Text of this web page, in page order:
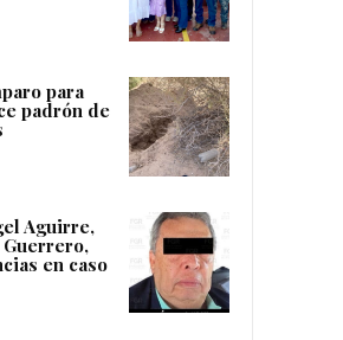
para
padrón de
Aguirre,
en caso